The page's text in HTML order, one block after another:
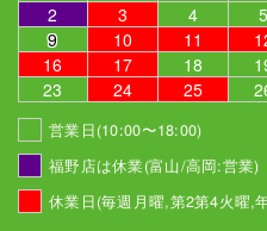
2
3 4 5
9
10 11
16
17 18
23
24 25
営業日(10:00〜18:00)
福野店は休業(富山/高岡:営業)
休業日(毎週月曜,第2第4火曜,